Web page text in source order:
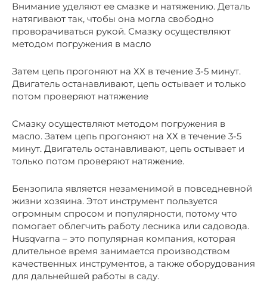
Внимание уделяют ее смазке и натяжению. Деталь
натягивают так, чтобы она могла свободно
проворачиваться рукой. Смазку осуществляют
методом погружения в масло
Затем цепь прогоняют на ХХ в течение 3-5 минут.
Двигатель останавливают, цепь остывает и только
потом проверяют натяжение
Смазку осуществляют методом погружения в
масло. Затем цепь прогоняют на ХХ в течение 3-5
минут. Двигатель останавливают, цепь остывает и
только потом проверяют натяжение.
Бензопила является незаменимой в повседневной
жизни хозяина. Этот инструмент пользуется
огромным спросом и популярности, потому что
помогает облегчить работу лесника или садовода.
Husqvarna – это популярная компания, которая
длительное время занимается производством
качественных инструментов, а также оборудования
для дальнейшей работы в саду.